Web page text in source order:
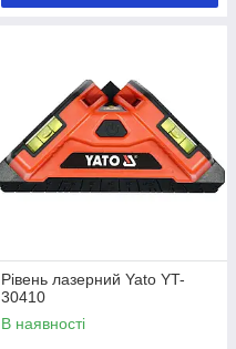
Рівень лазерний Yato YT-
30410
В наявності